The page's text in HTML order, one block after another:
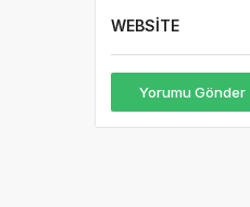
WEBSITE
Yorumu Gönder